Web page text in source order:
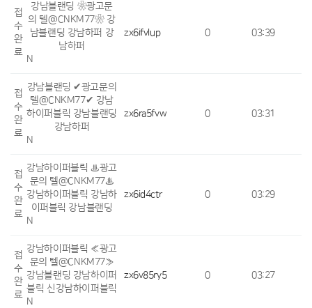
접
수
완
료
강남블랜딩 ❀광고문
의 텔@CNKM77❀ 강
남블랜딩 강남하퍼 강
남하퍼
N
zx6ifvlup 0 03:39
접
수
완
료
강남블랜딩 ✔광고문의
텔@CNKM77✔ 강남
하이퍼블릭 강남블랜딩
강남하퍼
N
zx6ra5fvw 0 03:31
접
수
완
료
강남하이퍼블릭 ♨광고
문의 텔@CNKM77♨
강남하이퍼블릭 강남하
이퍼블릭 강남블랜딩
N
zx6id4ctr 0 03:29
접
수
완
료
강남하이퍼블릭 ≪광고
문의 텔@CNKM77≫
강남블랜딩 강남하이퍼
블릭 신강남하이퍼블릭
N
zx6v85ry5 0 03:27